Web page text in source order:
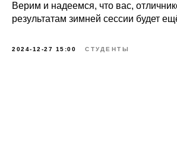
Верим и надеемся, что вас,
результатам зимней сессии будет
2024-12-27 15:00 СТУДЕНТЫ